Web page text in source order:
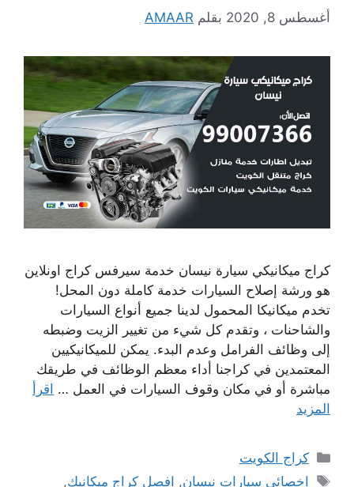
أغسطس 8, 2020 بقلم AMAAR
كراج ميكانيكي سيارة نيسان خدمة سيرفس كراج اونلاين
هو ورشة إصلاح السيارات خدمة كاملة دون المحل!
تخدم ميكانيكا المحمول لدينا جميع أنواع السيارات
والشاحنات ، وتقدم كل شيء من تغيير الزيت وضبطه
إلى وظائف الفرامل وعدم البدء. يمكن للميكانيكيين
المعتمدين في كراجنا أداء معظم الوظائف في طريقك
مباشرة أو في مكان وقوف السيارات في العمل … اقرأ
المزيد
التصنيفات
كراج الكويت
الوسوم
اخصائي سيارات نيسان, افصل كراج ميكانيك,